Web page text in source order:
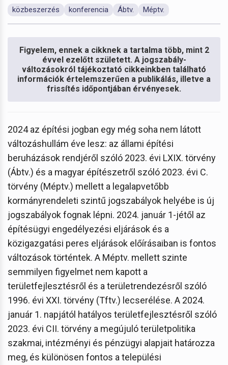
közbeszerzés konferencia Ábtv. Méptv.
Figyelem, ennek a cikknek a tartalma több, mint 2
évvel ezelőtt született. A jogszabály-
változásokról tájékoztató cikkeinkben található
információk értelemszerűen a publikálás, illetve a
frissítés időpontjában érvényesek.
2024 az építési jogban egy még soha nem látott
változáshullám éve lesz: az állami építési
beruházások rendjéről szóló 2023. évi LXIX. törvény
(Ábtv.) és a magyar építészetről szóló 2023. évi C.
törvény (Méptv.) mellett a legalapvetőbb
kormányrendeleti szintű jogszabályok helyébe is új
jogszabályok fognak lépni. 2024. január 1-jétől az
építésügyi engedélyezési eljárások és a
közigazgatási peres eljárások előírásaiban is fontos
változások történtek. A Méptv. mellett szinte
semmilyen figyelmet nem kapott a
területfejlesztésről és a területrendezésről szóló
1996. évi XXI. törvény (Tftv.) lecserélése. A 2024.
január 1. napjától hatályos területfejlesztésről szóló
2023. évi CII. törvény a megújuló területpolitika
szakmai, intézményi és pénzügyi alapjait határozza
meg, és különösen fontos a települési